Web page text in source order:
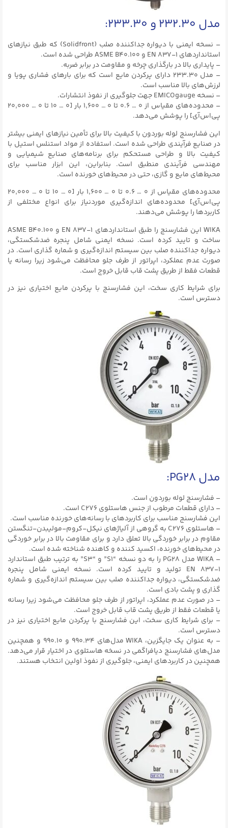
مدل‌ ۲۳۲.۳۰ و ۲۳۳.۳۰:
– نسخه ایمنی با دیواره جداکننده صلب (Solidfront) که طبق نیازهای
استانداردهای EN ۸۳۷-۱ و ASME B40.۱۰۰ طراحی شده است.
– پایداری بالا در بارگذاری چرخه و مقاومت در برابر ضربه.
– مدل ۲۳۳.۳۰ دارای پرکردن مایع است که برای بارهای فشاری پویا و
لرزش‌های بالا مناسب است.
– نسخه EMICOgauge جهت جلوگیری از نفوذ انتشارات.
– محدوده‌های مقیاس از ۰ … ۰.۶ تا ۰ … ۱,۶۰۰ بار [۰ … ۱۰ تا ۰ … ۲۰,۰۰۰
پی‌اس‌آی] را پوشش می‌دهد.
این فشارسنج لوله بوردون با کیفیت بالا برای تأمین نیازهای ایمنی بیشتر
در صنایع فرآیندی طراحی شده است. استفاده از مواد استنلس استیل با
کیفیت بالا و طراحی مستحکم برای برنامه‌های صنایع شیمیایی و
مهندسی فرآیندی منطبق است. بنابراین، این ابزار مناسب برای
محیط‌های مایع و گازی، حتی در محیط‌های خورنده است.
محدوده‌های مقیاس از ۰ … ۰.۶ تا ۰ … ۱,۶۰۰ بار [۰ … ۱۰ تا ۰ … ۲۰,۰۰۰
پی‌اس‌آی] محدوده‌های اندازه‌گیری موردنیاز برای انواع مختلفی از
کاربردها را پوشش می‌دهند.
WIKA این فشارسنج را طبق استانداردهای EN ۸۳۷-۱ و ASME B40.۱۰۰
ساخت و تایید کرده است. نسخه ایمنی شامل پنجره ضدشکستگی،
دیواره جداکننده صلب بین سیستم اندازه‌گیری و شماره گذاری است. در
صورت عدم عملکرد، اپراتور از طرف جلو محافظت می‌شود زیرا رسانه یا
قطعات فقط از طریق پشت قاب قابل خروج است.
برای شرایط کاری سخت، این فشارسنج با پرکردن مایع اختیاری نیز در
دسترس است.
مدل PG28:
– فشارسنج لوله بوردون است.
– دارای قطعات مرطوب از جنس هاستلوی C276 است.
این فشارسنج مناسب برای کاربرد‌های با رسانه‌های خورنده مناسب است.
– هاستلوی C276 به گروهی از آلیاژهای نیکل-کروم-مولیبدن-تنگستن
مقاوم در برابر خوردگی بالا تعلق دارد و برای مقاومت بالا در برابر خوردگی
در محیط‌های خورنده، اکسید کننده و کاهنده شناخته شده است.
– WIKA مدل PG28 را به دو نسخه “S1” و “S3” به ترتیب طبق استاندارد
EN ۸۳۷-۱ تولید و تایید کرده است. نسخه ایمنی شامل پنجره
ضدشکستگی، دیواره جداکننده صلب بین سیستم اندازه‌گیری و شماره
گذاری و پشت بادی است.
– در صورت عدم عملکرد، اپراتور از طرف جلو محافظت می‌شود زیرا رسانه
یا قطعات فقط از طریق پشت قاب قابل خروج است.
– برای شرایط کاری سخت، این فشارسنج با پرکردن مایع اختیاری نیز در
دسترس است.
– به عنوان یک جایگزین، WIKA مدل‌های ۹۹۰.۳۴ و ۹۹۰.۱۰ و همچنین
مدل‌های فشارسنج دیافراگمی در نسخه هاستلوی در اختیار قرار می‌دهد.
همچنین در کاربردهای ایمنی، جلوگیری از نفوذ اولین انتخاب هستند.